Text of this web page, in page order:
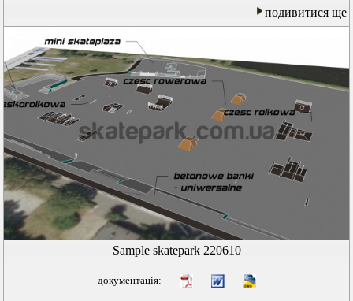
подивитися ще
Sample skatepark 220610
документація: